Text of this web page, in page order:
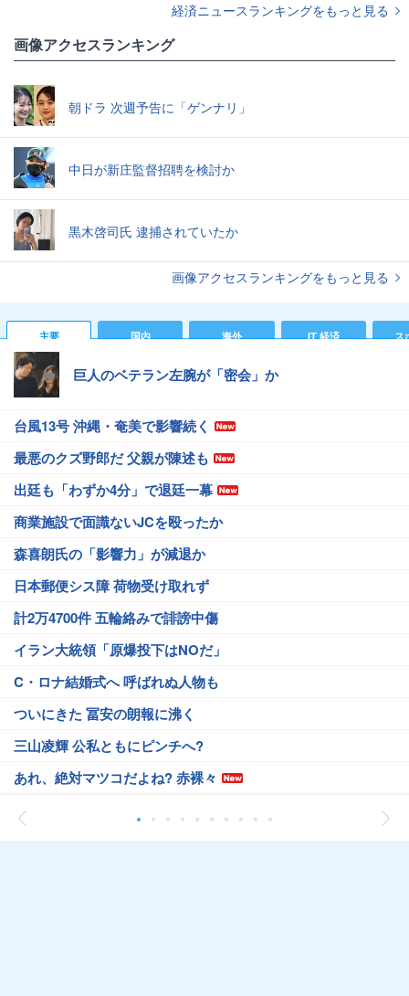
経済ニュースランキングをもっと見る
画像アクセスランキング
朝ドラ 次週予告に「ゲンナリ」
中日が新庄監督招聘を検討か
黒木啓司氏 逮捕されていたか
画像アクセスランキングをもっと見る
主要 国内 海外 IT 経済 ス
巨人のベテラン左腕が「密会」か
台風13号 沖縄・奄美で影響続く
最悪のクズ野郎だ 父親が陳述も
出廷も「わずか4分」で退廷一幕
商業施設で面識ないJCを殴ったか
森喜朗氏の「影響力」が減退か
日本郵便シス障 荷物受け取れず
計2万4700件 五輪絡みで誹謗中傷
イラン大統領「原爆投下はNOだ」
C・ロナ結婚式へ 呼ばれぬ人物も
ついにきた 冨安の朗報に沸く
三山凌輝 公私ともにピンチへ?
あれ、絶対マツコだよね? 赤裸々